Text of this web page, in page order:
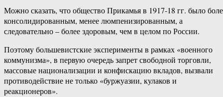
Можно сказать, что общество Прикамья в 1917-18 гг. было
консолидированным, менее люмпенизированным, а
следовательно – более здоровым, чем в целом по России.
Поэтому большевистские эксперименты в рамках «военного
коммунизма», в первую очередь запрет свободной торговли,
массовые национализации и конфискацию вкладов, вызвали
противодействие не только «буржуазии, кулаков и
реакционеров».